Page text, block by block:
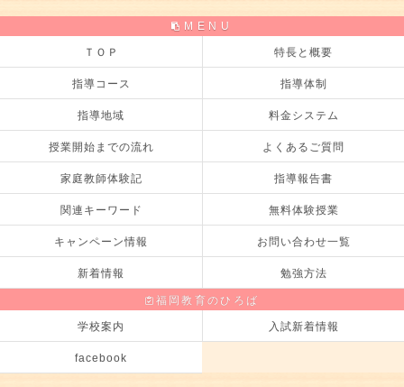
MENU
ＴＯＰ 特長と概要
指導コース 指導体制
指導地域 料金システム
授業開始までの流れ よくあるご質問
家庭教師体験記 指導報告書
関連キーワード 無料体験授業
キャンペーン情報 お問い合わせ一覧
新着情報 勉強方法
福岡教育のひろば
学校案内 入試新着情報
facebook